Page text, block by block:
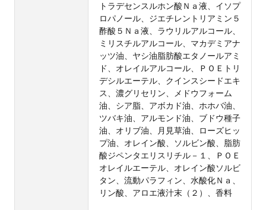
トラデセンスルホン酸Ｎａ液、イソプ
ロパノール、ジエチレントリアミン５
酢酸５Ｎａ液、ラウリルアルコール、
ミリスチルアルコール、マカデミアナ
ッツ油、ヤシ油脂肪酸エタノールアミ
ド、オレイルアルコール、ＰＯＥトリ
デシルエーテル、クインスシードエキ
ス、濃グリセリン、メドウフォーム
油、シア脂、アボカド油、ホホバ油、
ツバキ油、アルモンド油、ブドウ種子
油、オリブ油、月見草油、ローズヒッ
プ油、オレイン酸、ソルビン酸、脂肪
酸ジペンタエリスリチル－１、ＰＯＥ
オレイルエーテル、オレイン酸ソルビ
タン、流動パラフィン、水酸化Ｎａ、
リン酸、アロエ液汁末（２）、香料